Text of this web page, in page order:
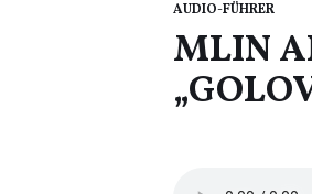
AUDIO-FÜHRER
MLIN